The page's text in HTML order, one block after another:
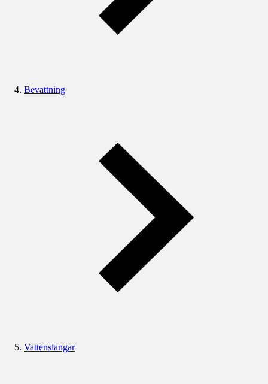
Bevattning
Vattenslangar